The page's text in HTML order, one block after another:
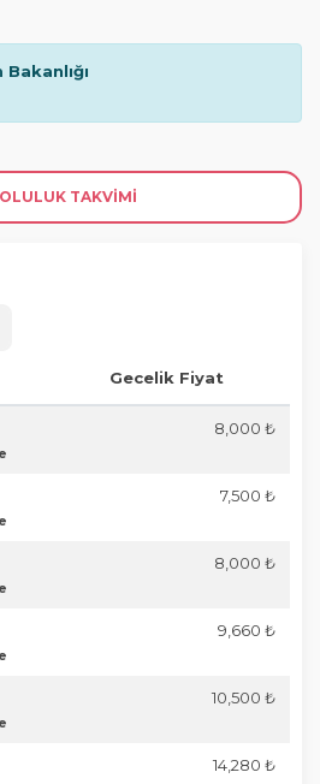
TAKVIMI
Gecelik Fiyat
8,000 ₺
7,500 ₺
8,000 ₺
9,660 ₺
10,500 ₺
14,280 ₺